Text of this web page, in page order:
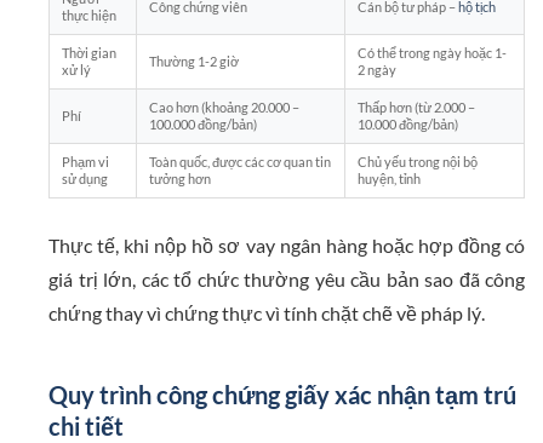
thực hiện
Công chứng viên Cán bộ tư pháp – hộ tịch
Thời gian
xử lý
Thường 1-2 giờ
Có thể trong ngày hoặc 1-
2 ngày
Phí
Cao hơn (khoảng 20.000 –
100.000 đồng/bản)
Thấp hơn (từ 2.000 –
10.000 đồng/bản)
Phạm vi
sử dụng
Toàn quốc, được các cơ quan tin
tưởng hơn
Chủ yếu trong nội bộ
huyện, tỉnh
Thực tế, khi nộp hồ sơ vay ngân hàng hoặc hợp đồng có
giá trị lớn, các tổ chức thường yêu cầu bản sao đã công
chứng thay vì chứng thực vì tính chặt chẽ về pháp lý.
Quy trình công chứng giấy xác nhận tạm trú
chi tiết